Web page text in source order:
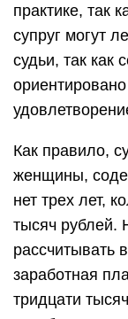
практике, так
супруг могут
судьи, так как
Как правило,
женщины,
нет трех лет,
тысяч рублей.
рассчитывать
заработная
тридцати